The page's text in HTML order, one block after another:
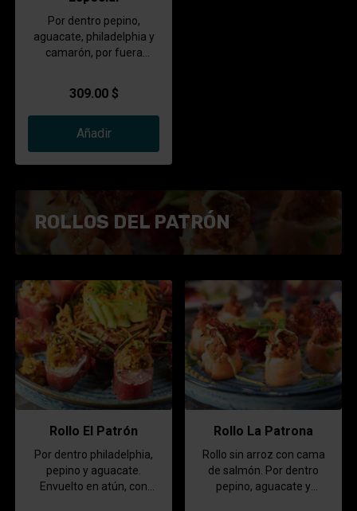
Por dentro pepino,
aguacate, philadelphia y
camarón, por fuera
bañado en un aderezo del
chef y una salsa especial.
309.00 $
Añadir
ROLLOS DEL PATRÓN
Rollo El Patrón
Por dentro philadelphia,
pepino y aguacate.
Envuelto en atún, con
Rollo La Patrona
Rollo sin arroz con cama
de salmón. Por dentro
pepino, aguacate y